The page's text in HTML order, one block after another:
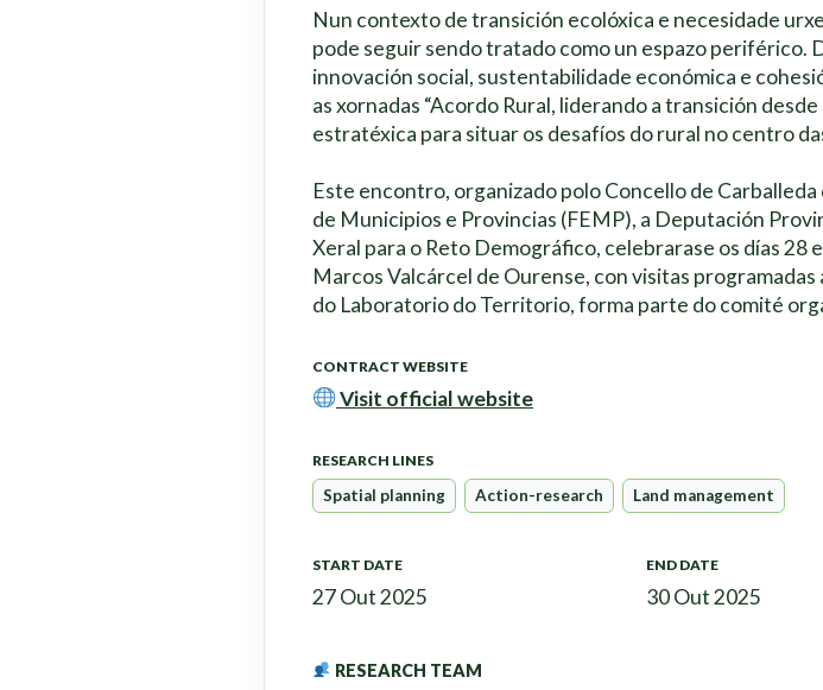
Nun contexto de transición ecolóxica e necesidade
pode seguir sendo tratado como un espazo periférico.
innovación social, sustentabilidade económica e
as xornadas “Acordo Rural, liderando a transición
estratéxica para situar os desafíos do rural no centro
Este encontro, organizado polo Concello de
de Municipios e Provincias (FEMP), a Deputación
Xeral para o Reto Demográfico, celebrarase os días
Marcos Valcárcel de Ourense, con visitas programadas
do Laboratorio do Territorio, forma parte do comité
CONTRACT WEBSITE
Visit official website
RESEARCH LINES
Spatial planning Action-research Land management
START DATE
27 Out 2025
END DATE
30 Out 2025
RESEARCH TEAM